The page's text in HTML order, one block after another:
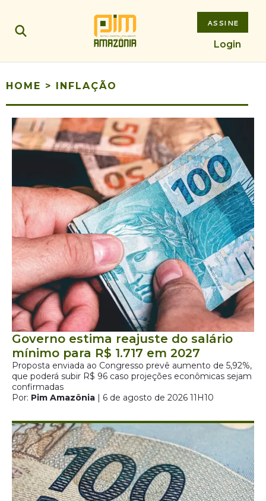
ASSINE
Login
HOME > INFLAÇÃO
Governo estima reajuste do salário
mínimo para R$ 1.717 em 2027
Proposta enviada ao Congresso prevê aumento de 5,92%,
que poderá subir R$ 96 caso projeções econômicas sejam
confirmadas
Por: Pim Amazônia | 6 de agosto de 2026 11H10